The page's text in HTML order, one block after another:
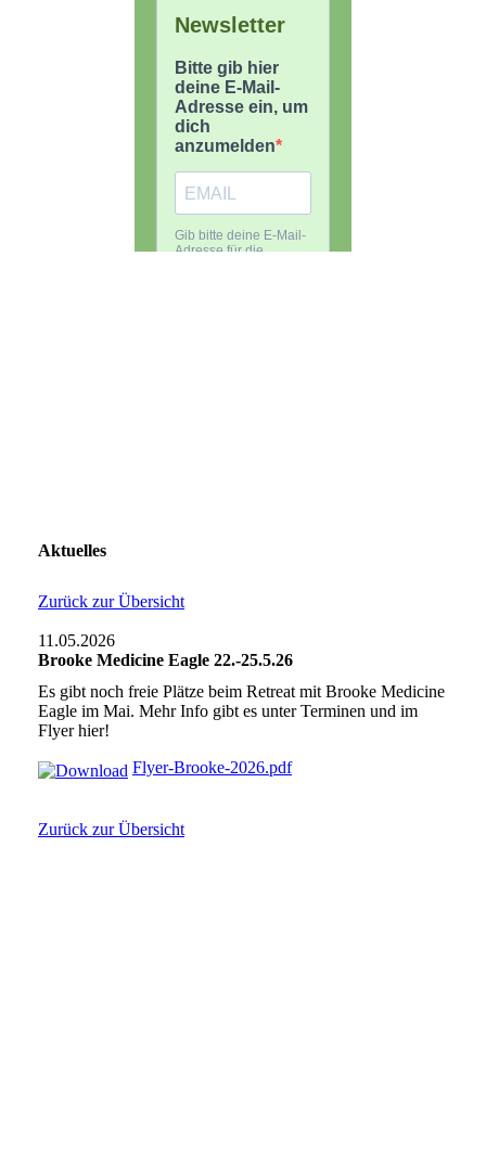
Aktuelles
Zurück zur Übersicht
11.05.2026
Brooke Medicine Eagle 22.-25.5.26
Es gibt noch freie Plätze beim Retreat mit Brooke Medicine
Eagle im Mai. Mehr Info gibt es unter Terminen und im
Flyer hier!
Flyer-Brooke-2026.pdf
Zurück zur Übersicht